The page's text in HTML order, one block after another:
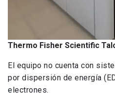
Thermo Fisher Scientific
El equipo no cuenta con
por dispersión de energía
electrones.